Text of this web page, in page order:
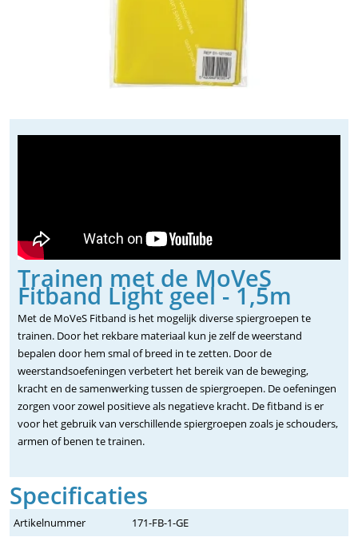
Trainen met de MoVeS
Fitband Light geel - 1,5m
Met de MoVeS Fitband is het mogelijk diverse spiergroepen te
trainen. Door het rekbare materiaal kun je zelf de weerstand
bepalen door hem smal of breed in te zetten. Door de
weerstandsoefeningen verbetert het bereik van de beweging,
kracht en de samenwerking tussen de spiergroepen. De oefeningen
zorgen voor zowel positieve als negatieve kracht. De fitband is er
voor het gebruik van verschillende spiergroepen zoals je schouders,
armen of benen te trainen.
Specificaties
Artikelnummer
171-FB-1-GE